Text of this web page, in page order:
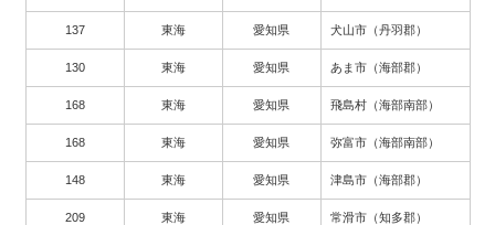
137 東海 愛知県 犬山市（丹羽郡）
130 東海 愛知県 あま市（海部郡）
168 東海 愛知県 飛島村（海部南部）
168 東海 愛知県 弥富市（海部南部）
148 東海 愛知県 津島市（海部郡）
209 東海 愛知県 常滑市（知多郡）